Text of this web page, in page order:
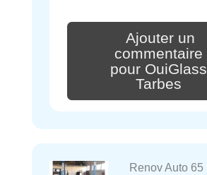
Ajouter un
commentaire
pour OuiGlass
Tarbes
Renov Auto 65